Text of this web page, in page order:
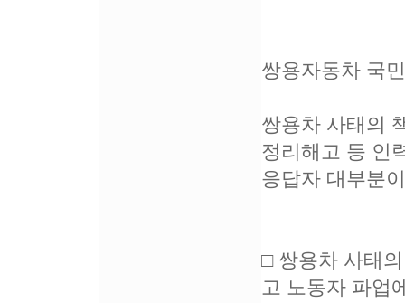
쌍용자동차 국
쌍용차 사태의
정리해고 등 인
응답자 대부분
□ 쌍용차 사태
고 노동자 파업